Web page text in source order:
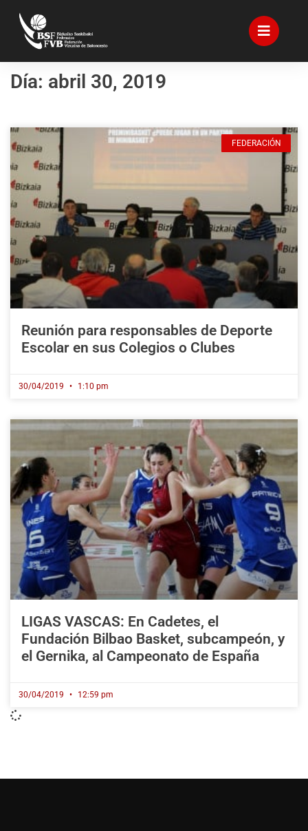
Día: abril 30, 2019
FEDERACIÓN
Reunión para responsables de Deporte
Escolar en sus Colegios o Clubes
30/04/2019 1:10 pm
LIGAS VASCAS: En Cadetes, el
Fundación Bilbao Basket, subcampeón, y
el Gernika, al Campeonato de España
30/04/2019 12:59 pm